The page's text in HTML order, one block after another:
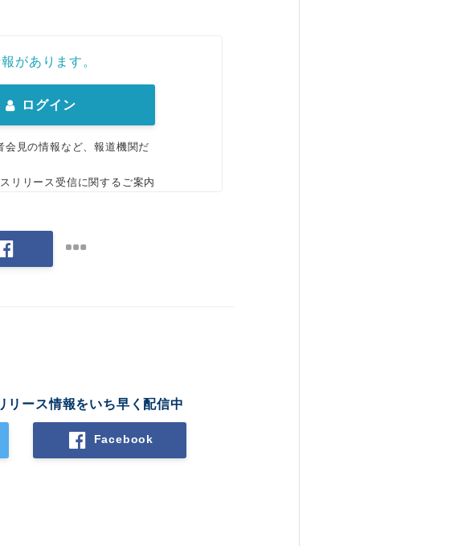
があります。
ログイン
見の情報など、報道機関だ
リリース受信に関するご案内
リース情報をいち早く配信中
Facebook